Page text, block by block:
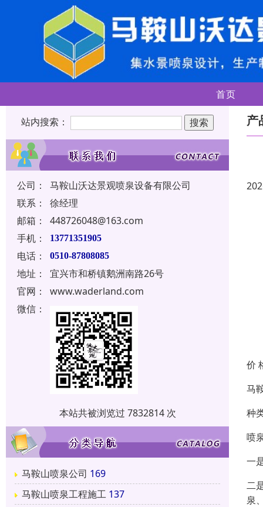
首页
站内搜索：
公司：
马鞍山沃达景观喷泉设备有限公司
联系：
徐经理
邮箱：
448726048@163.com
手机：
13771351905
电话： 0510-87808085
地址：
宜兴市和桥镇鹅洲南路26号
官网：
www.waderland.com
微信：
本站共被浏览过 7832814 次
马鞍山喷泉公司 169
马鞍山喷泉工程施工 137
产
价
马
种
喷
一
二
泉